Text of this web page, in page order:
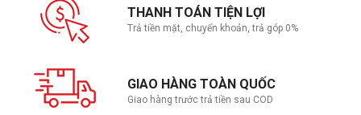
THANH TOÁN TIỆN LỢI
Trả tiền mặt, chuyển khoản, trả góp 0%
GIAO HÀNG TOÀN QUỐC
Giao hàng trước trả tiền sau COD